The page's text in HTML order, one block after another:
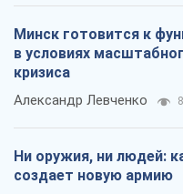
Минск готовится к
в условиях
кризиса
Александр Левченко
Ни оружия, ни людей:
создает новую армию